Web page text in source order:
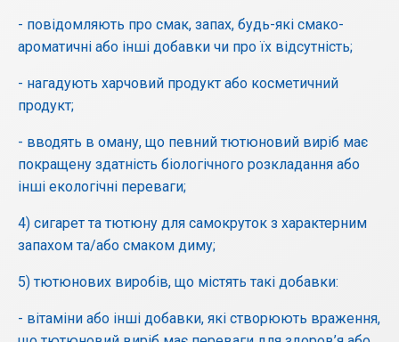
- повідомляють про смак, запах, будь-які смако-
ароматичні або інші добавки чи про їх відсутність;
- нагадують харчовий продукт або косметичний
продукт;
- вводять в оману, що певний тютюновий виріб має
покращену здатність біологічного розкладання або
інші екологічні переваги;
4) сигарет та тютюну для самокруток з характерним
запахом та/або смаком диму;
5) тютюнових виробів, що містять такі добавки:
- вітаміни або інші добавки, які створюють враження,